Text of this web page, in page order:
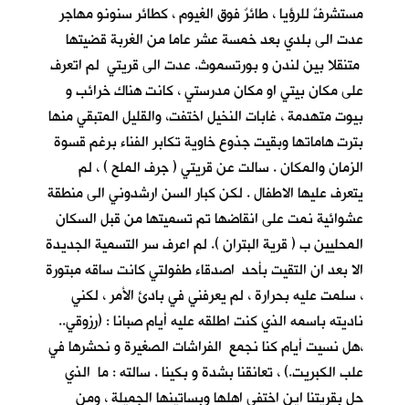
مستشرفٌ للرؤيا ، طائرٌ فوق الغيوم ، كطائر سنونو مهاجر
عدت الى بلدي بعد خمسة عشر عاما من الغربة قضيتها
متنقلا بين لندن و بورتسموث. عدت الى قريتي لم اتعرف
على مكان بيتي او مكان مدرستي ، كانت هناك خرائب و
بيوت متهدمة ، غابات النخيل اختفت، والقليل المتبقي منها
بترت هاماتها وبقيت جذوع خاوية تكابر الفناء برغم قسوة
الزمان والمكان . سالت عن قريتي ( جرف الملح ) ، لم
يتعرف عليها الاطفال . لكن كبار السن ارشدوني الى منطقة
عشوائية نمت على انقاضها تم تسميتها من قبل السكان
المحليين ب ( قرية البتران ). لم اعرف سر التسمية الجديدة
الا بعد ان التقيت بأحد اصدقاء طفولتي كانت ساقه مبتورة
، سلمت عليه بحرارة ، لم يعرفني في بادئ الأمر ، لكني
ناديته باسمه الذي كنت اطلقه عليه أيام صبانا : (رزوقي..
،هل نسيت أيام كنا نجمع الفراشات الصغيرة و نحشرها في
علب الكبريت.) ، تعانقنا بشدة و بكينا . سالته : ما الذي
حل بقريتنا اين اختفى اهلها وبساتينها الجميلة ، ومن